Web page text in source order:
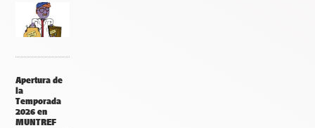
Apertura de
la
Temporada
2026 en
MUNTREF